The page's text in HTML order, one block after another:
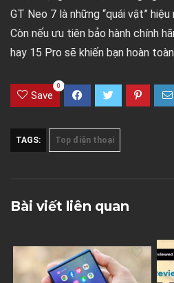
GT Neo 7 là những “quái vật”
Còn nếu ưu tiên bảo hành chính
hay 15 Pro sẽ khiến bạn hoàn
Save
0
TAGS: Top điện thoại
Bài viết liên quan